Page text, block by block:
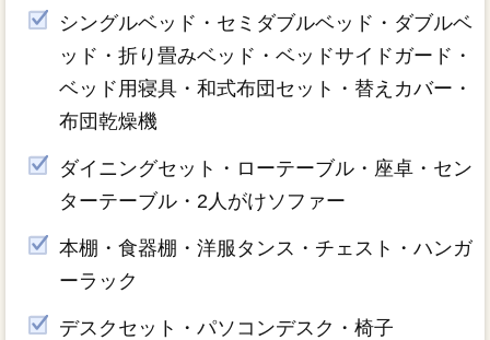
シングルベッド・セミダブルベッド・ダブルベ
ッド・折り畳みベッド・ベッドサイドガード・
ベッド用寝具・和式布団セット・替えカバー・
布団乾燥機
ダイニングセット・ローテーブル・座卓・セン
ターテーブル・2人がけソファー
本棚・食器棚・洋服タンス・チェスト・ハンガ
ーラック
デスクセット・パソコンデスク・椅子